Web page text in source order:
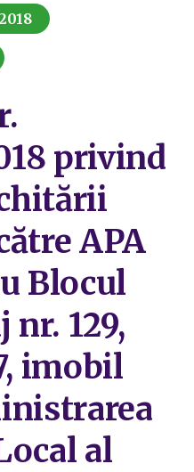
privind
APA
Blocul
nr. 129,
imobil
al